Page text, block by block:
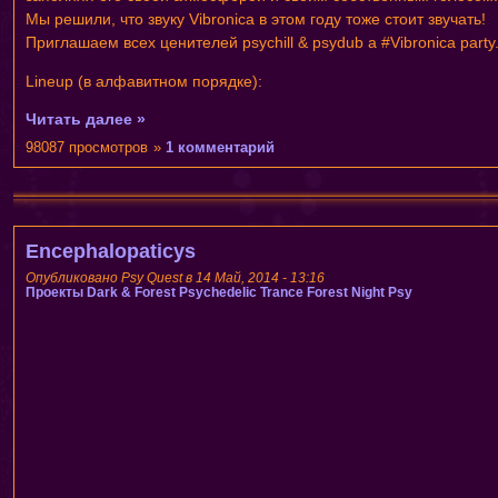
Мы решили, что звуку Vibronica в этом году тоже стоит звучать!
Приглашаем всех ценителей psychill & psydub а #Vibronica
Lineup (в алфавитном порядке):
Читать далее »
»1 комментарий
98087 просмотров
Encephalopaticys
Опубликовано Psy Quest в 14 Май, 2014 - 13:16
Проекты Dark & Forest Psychedelic Trance Forest Night Psy